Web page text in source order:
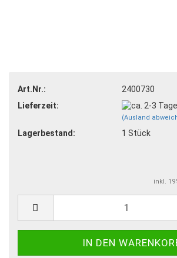
Art.Nr.:
2400730
Lieferzeit:
(Ausland
Lagerbestand: 1 Stück
inkl.